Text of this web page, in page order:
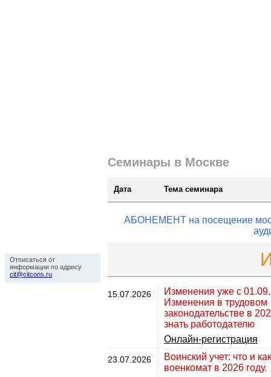
Отписаться от
информации по адресу
cit@citcons.ru
Cеминары в Москве
Дата Тема семинара
АБОНЕМЕНТ на посещение
15.07.2026
Изменения уже с
Изменения в трудовом
законодательстве в
знать работодателю
Онлайн-регистрация
23.07.2026
Воинский учет: что и
военкомат в 2026 году.